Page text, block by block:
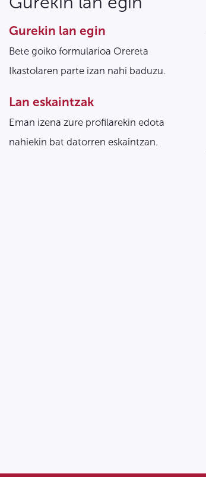
Gurekin lan egin
Bete goiko formularioa Orereta
Ikastolaren parte izan nahi baduzu.
Lan eskaintzak
Eman izena zure profilarekin edota
nahiekin bat datorren eskaintzan.